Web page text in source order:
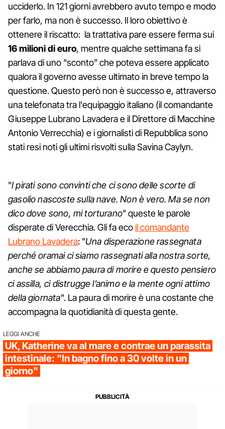
ucciderlo. In 121 giorni avrebbero avuto tempo e modo
per farlo, ma non è successo. Il loro obiettivo è
ottenere il riscatto: la trattativa pare essere ferma sui
16 milioni di euro, mentre qualche settimana fa si
parlava di uno "sconto" che poteva essere applicato
qualora il governo avesse ultimato in breve tempo la
questione. Questo però non è successo e, attraverso
una telefonata tra l'equipaggio italiano (il comandante
Giuseppe Lubrano Lavadera e il Direttore di Macchine
Antonio Verrecchia) e i giornalisti di Repubblica sono
stati resi noti gli ultimi risvolti sulla Savina Caylyn.
"I pirati sono convinti che ci sono delle scorte di
gasolio nascoste sulla nave. Non è vero. Ma se non
dico dove sono, mi torturano" queste le parole
disperate di Verecchia. Gli fa ecoil comandante
Lubrano Lavadera: "Una disperazione rassegnata
perché oramai ci siamo rassegnati alla nostra sorte,
anche se abbiamo paura di morire e questo pensiero
ci assilla, ci distrugge l’animo e la mente ogni attimo
della giornata". La paura di morire è una costante che
accompagna la quotidianità di questa gente.
LEGGI ANCHE
UK, Katherine va al mare e contrae un parassita
intestinale: "In bagno fino a 30 volte in un
giorno"